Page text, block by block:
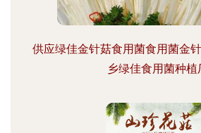
供应绿佳金针菇食用菌食用菌金
乡绿佳食用菌种植